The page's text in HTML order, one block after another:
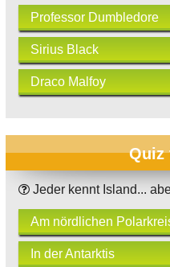
Professor Dumbledore
Sirius Black
Draco Malfoy
Quiz
Jeder kennt Island...
Am nördlichen
In der Antarktis